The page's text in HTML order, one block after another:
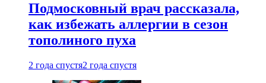
Подмосковный врач рассказала,
как избежать аллергии в сезон
тополиного пуха
2 года спустя2 года спустя